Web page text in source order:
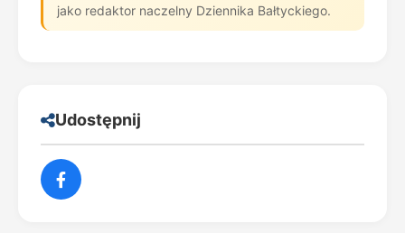
jako redaktor naczelny Dziennika Bałtyckiego.
Udostępnij